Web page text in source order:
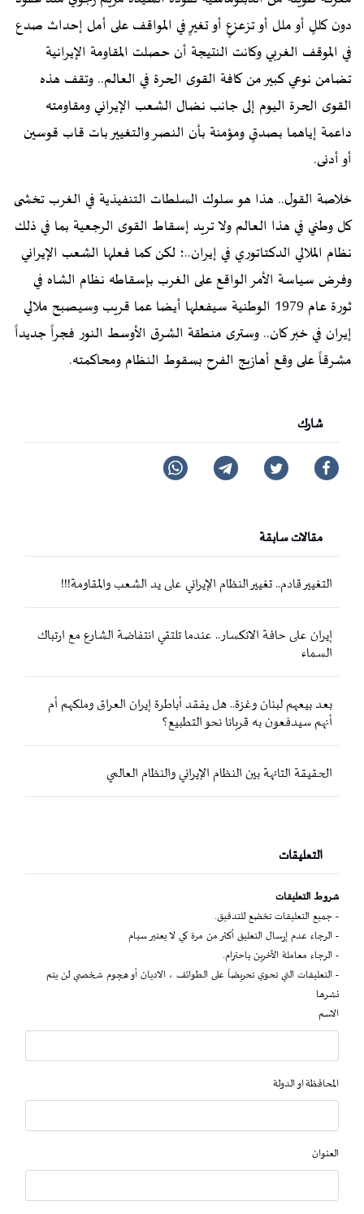
دون كللٍ أو ملل أو تزعزعٍ أو تغيرٍ في المواقف على أمل إحداث صدع
في الموقف الغربي وكانت النتيجة أن حصلت المقاومة الإيرانية
تضامن نوعي كبير من كافة القوى الحرة في العالم.. وتقف هذه
القوى الحرة اليوم إلى جانب نضال الشعب الإيراني ومقاومته
داعمة إياهما بصدقٍ ومؤمنة بأن النصر والتغيير بات قاب قوسين
أو أدنى.
خلاصة القول.. هذا هو سلوك السلطات التنفيذية في الغرب تخشى
كل وطني في هذا العالم ولا تريد إسقاط القوى الرجعية بما في ذلك
نظام الملالي الدكتاتوري في إيران..؛ لكن كما فعلها الشعب الإيراني
وفرض سياسة الأمر الواقع على الغرب بإسقاطه نظام الشاه في
ثورة عام 1979 الوطنية سيفعلها أيضا عما قريب وسيصبح ملالي
إيران في خبر كان.. وسترى منطقة الشرق الأوسط النور فجراً جديداً
مشرقاً على وقع أهازيج الفرح بسقوط النظام ومحاكمته.
شارك
مقالات سابقة
التغيير قادم.. تغيير النظام الإيراني على يد الشعب والمقاومة!!!
إيران على حافة الانكسار.. عندما تلتقي انتفاضة الشارع مع ارتباك
السماء
بعد بيعهم لبنان وغزة.. هل يفقد أباطرة إيران العراق وملكهم أم
أنهم سيدفعون به قربانا نحو التطبيع؟
الحقيقة التائهة بين النظام الإيراني والنظام العالمي
التعليقات
شروط التعليقات
- جميع التعليقات تخضع للتدقيق.
- الرجاء عدم إرسال التعليق أكثر من مرة كي لا يعتبر سبام
- الرجاء معاملة الآخرين باحترام.
- التعليقات التي تحوي تحريضاً على الطوائف ، الاديان أو هجوم شخصي لن يتم
نشرها
الاسم
المحافظة او الدولة
العنوان